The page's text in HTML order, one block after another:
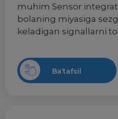
muhim Sensor
bolaning miyasiga
keladigan signallarni
Ba’tafsil